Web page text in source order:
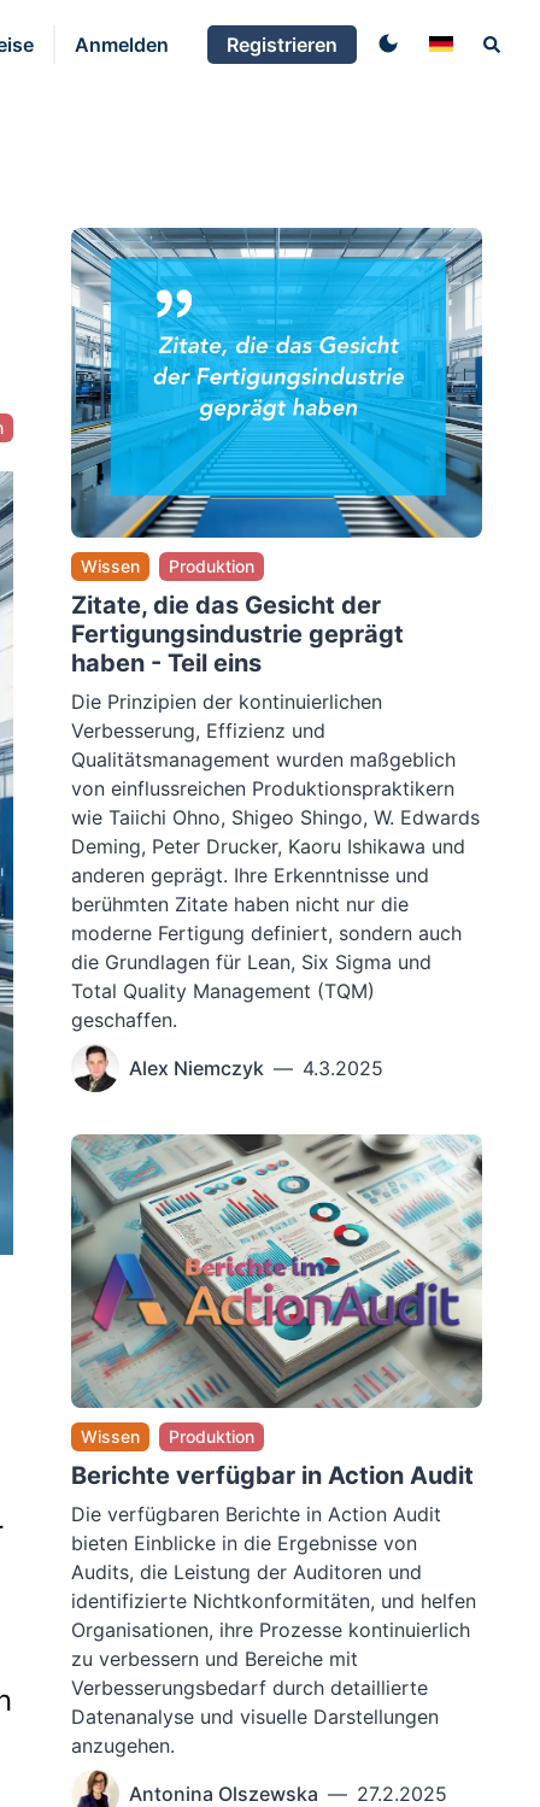
Anmelden Registrieren
Wissen Produktion
Zitate, die das Gesicht der
Fertigungsindustrie geprägt
haben - Teil eins
Die Prinzipien der kontinuierlichen
Verbesserung, Effizienz und
Qualitätsmanagement wurden maßgeblich
von einflussreichen Produktionspraktikern
wie Taiichi Ohno, Shigeo Shingo, W. Edwards
Deming, Peter Drucker, Kaoru Ishikawa und
anderen geprägt. Ihre Erkenntnisse und
berühmten Zitate haben nicht nur die
moderne Fertigung definiert, sondern auch
die Grundlagen für Lean, Six Sigma und
Total Quality Management (TQM)
geschaffen.
Alex Niemczyk — 4.3.2025
Wissen Produktion
Berichte verfügbar in Action Audit
Die verfügbaren Berichte in Action Audit
bieten Einblicke in die Ergebnisse von
Audits, die Leistung der Auditoren und
identifizierte Nichtkonformitäten, und helfen
Organisationen, ihre Prozesse kontinuierlich
zu verbessern und Bereiche mit
Verbesserungsbedarf durch detaillierte
Datenanalyse und visuelle Darstellungen
anzugehen.
Antonina Olszewska — 27.2.2025